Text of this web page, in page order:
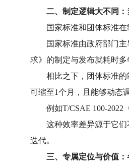
二、制定逻辑大不同
国家标准和团体标准在
国家标准由政府部门主导
求》的制定与发布就耗时
相比之下，团体标准的制
可缩至1个月，且能够动态
例如T/CSAE 100-2022
这种效率差异源于它们不
迭代。
三、专属定位与价值